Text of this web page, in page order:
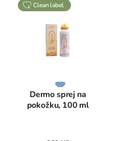
clean label
Dermo sprej na
pokožku, 100 ml